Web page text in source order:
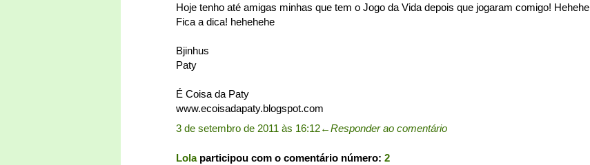
Hoje tenho até amigas minhas que tem o Jogo da Vida depois que jogaram comigo! Hehehe
Fica a dica! hehehehe
Bjinhus
Paty
É Coisa da Paty
www.ecoisadapaty.blogspot.com
3 de setembro de 2011 às 16:12←Responder ao comentário
Lolaparticipou com o comentário número: 2